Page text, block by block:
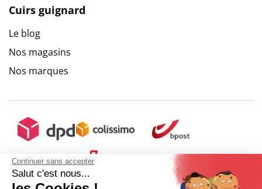
Continuer sans accepter
Salut c'est nous...
Cuirs guignard
Le blog
Nos magasins
Nos marques